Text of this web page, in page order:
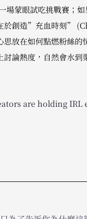
蒙眼試吃挑戰賽；
於創造”充血時刻”
放在如何點燃粉絲
論熱度，自然會水
are holding